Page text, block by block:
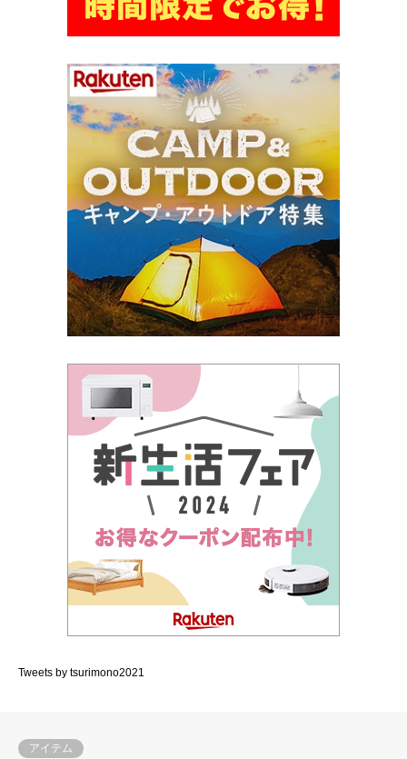
Tweets by tsurimono2021
アイテム